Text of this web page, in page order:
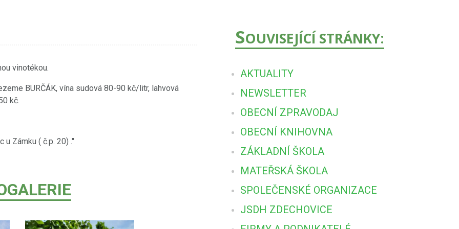
vinotékou.
BURČÁK, vína sudová 80-90 kč/litr, lahvová
kč.
Zámku ( č.p. 20) ."
SOUVISEJÍCÍ STRÁNKY:
AKTUALITY
NEWSLETTER
OBECNÍ ZPRAVODAJ
OBECNÍ KNIHOVNA
ZÁKLADNÍ ŠKOLA
MATEŘSKÁ ŠKOLA
SPOLEČENSKÉ ORGANIZACE
JSDH ZDECHOVICE